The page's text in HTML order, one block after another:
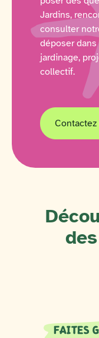
Jardins,
consulter
déposer
jardinage,
collectif.
Contactez
FAITES